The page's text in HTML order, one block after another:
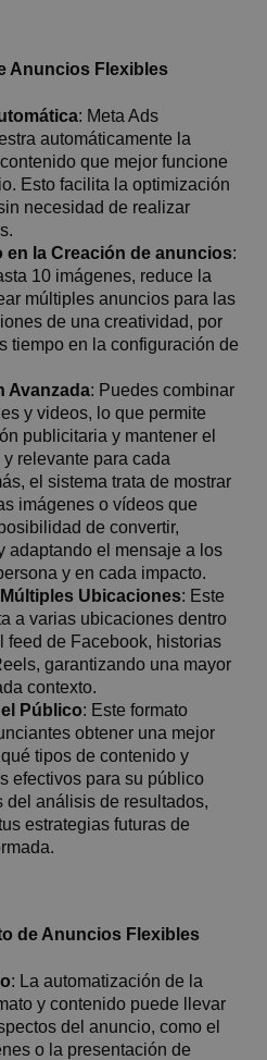
Anuncios Flexibles
: Meta Ads
automáticamente la
que mejor funcione
Esto facilita la optimización
necesidad de realizar
en la Creación de anuncios:
10 imágenes, reduce la
múltiples anuncios para las
de una creatividad, por
tiempo en la configuración de
Avanzada: Puedes combinar
y videos, lo que permite
publicitaria y mantener el
relevante para cada
el sistema trata de mostrar
imágenes o vídeos que
de convertir,
adaptando el mensaje a los
y en cada impacto.
Ubicaciones: Este
a varias ubicaciones dentro
feed de Facebook, historias
garantizando una mayor
contexto.
Público: Este formato
obtener una mejor
tipos de contenido y
efectivos para su público
del análisis de resultados,
estrategias futuras de
de Anuncios Flexibles
: La automatización de la
y contenido puede llevar
del anuncio, como el
o la presentación de